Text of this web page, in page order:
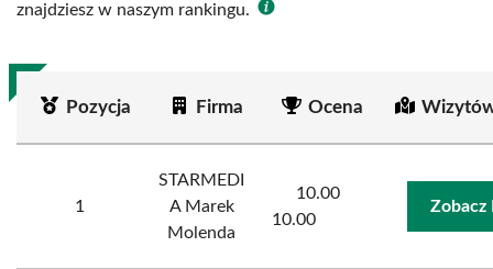
znajdziesz w naszym rankingu.
Pozycja Firma Ocena
1
STARMEDI
A Marek
Molenda
10.00
10.00
Zobacz